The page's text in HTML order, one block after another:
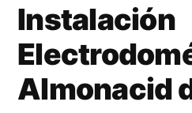
Instalación
Almonacid